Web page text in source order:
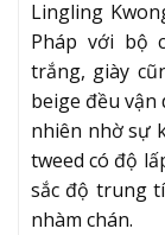
Lingling
Pháp với bộ
trắng, giày
beige đều
nhiên nhờ sự
tweed có độ
sắc độ trung
nhàm chán.